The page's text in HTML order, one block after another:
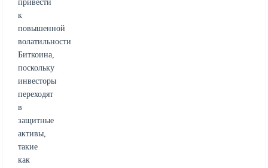
привести
к
повышенной
волатильности
Биткоина,
поскольку
инвесторы
переходят
в
защитные
активы,
такие
как